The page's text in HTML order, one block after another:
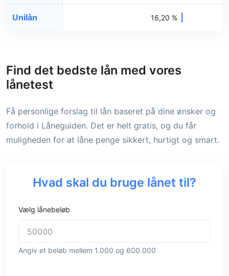
Unilån 16,20 %
Find det bedste lån med vores
lånetest
Få personlige forslag til lån baseret på dine ønsker og
forhold i Låneguiden. Det er helt gratis, og du får
muligheden for at låne penge sikkert, hurtigt og smart.
Hvad skal du bruge lånet til?
Vælg lånebeløb
Angiv et beløb mellem 1.000 og 600.000